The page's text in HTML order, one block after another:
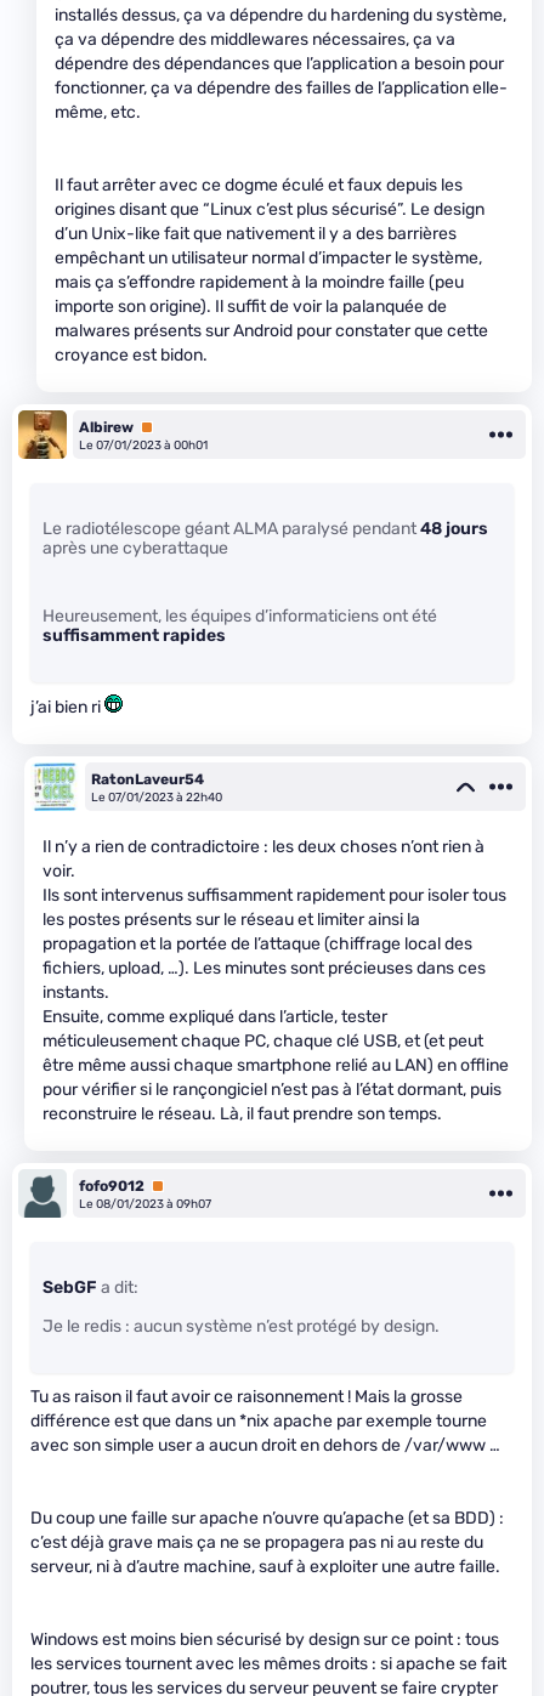
installés dessus, ça va dépendre du hardening du système,
ça va dépendre des middlewares nécessaires, ça va
dépendre des dépendances que l’application a besoin pour
fonctionner, ça va dépendre des failles de l’application elle-
même, etc.
Il faut arrêter avec ce dogme éculé et faux depuis les
origines disant que “Linux c’est plus sécurisé”. Le design
d’un Unix-like fait que nativement il y a des barrières
empêchant un utilisateur normal d’impacter le système,
mais ça s’effondre rapidement à la moindre faille (peu
importe son origine). Il suffit de voir la palanquée de
malwares présents sur Android pour constater que cette
croyance est bidon.
Albirew Premium
Le 07/01/2023 à 00h01
Le radiotélescope géant ALMA paralysé pendant48 jours
après une cyberattaque
Heureusement, les équipes d’informaticiens ont été
suffisamment rapides
j’ai bien ri
RatonLaveur54
Le 07/01/2023 à 22h40
Il n’y a rien de contradictoire : les deux choses n’ont rien à
voir.
Ils sont intervenus suffisamment rapidement pour isoler tous
les postes présents sur le réseau et limiter ainsi la
propagation et la portée de l’attaque (chiffrage local des
fichiers, upload, …). Les minutes sont précieuses dans ces
instants.
Ensuite, comme expliqué dans l’article, tester
méticuleusement chaque PC, chaque clé USB, et (et peut
être même aussi chaque smartphone relié au LAN) en offline
pour vérifier si le rançongiciel n’est pas à l’état dormant, puis
reconstruire le réseau. Là, il faut prendre son temps.
fofo9012 Premium
Le 08/01/2023 à 09h07
SebGF a dit:
Je le redis : aucun système n’est protégé by design.
Tu as raison il faut avoir ce raisonnement ! Mais la grosse
différence est que dans un *nix apache par exemple tourne
avec son simple user a aucun droit en dehors de /var/www …
Du coup une faille sur apache n’ouvre qu’apache (et sa BDD) :
c’est déjà grave mais ça ne se propagera pas ni au reste du
serveur, ni à d’autre machine, sauf à exploiter une autre faille.
Windows est moins bien sécurisé by design sur ce point : tous
les services tournent avec les mêmes droits : si apache se fait
poutrer, tous les services du serveur peuvent se faire crypter